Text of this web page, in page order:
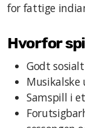
for fattige
Hvorfor
Godt
Samspill i